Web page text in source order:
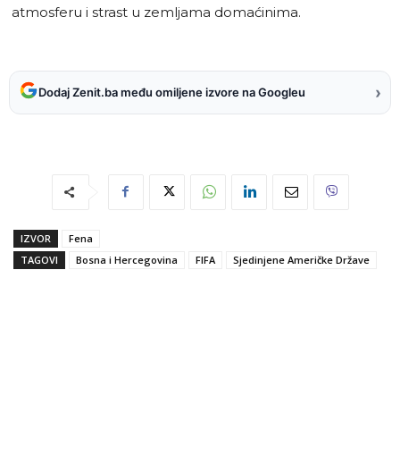
atmosferu i strast u zemljama domaćinima.
Dodaj Zenit.ba među omiljene izvore na Googleu ›
IZVOR
Fena
TAGOVI
Bosna i Hercegovina FIFA Sjedinjene Američke Države